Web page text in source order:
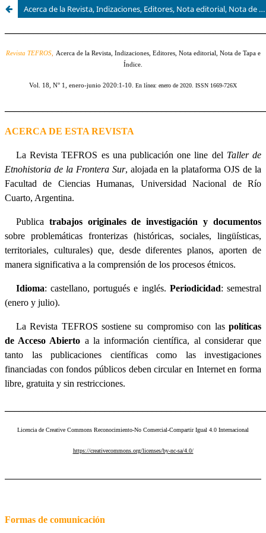
Acerca de la Revista, Indizaciones, Editores, Nota editorial, Nota de Tapa e Índice Vol 18 (1), enero - junio 2020